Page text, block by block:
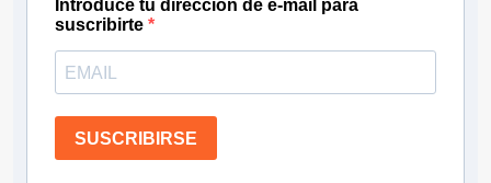
Introduce tu dirección de e-mail para
suscribirte
SUSCRIBIRSE